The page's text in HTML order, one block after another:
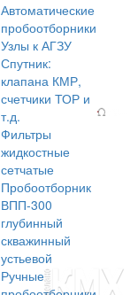
Автоматические
пробоотборники
Узлы к АГЗУ
Спутник:
клапана КМР,
счетчики ТОР и
т.д.
Фильтры
жидкостные
сетчатые
Пробоотборник
ВПП-300
глубинный
скважинный
устьевой
Ручные